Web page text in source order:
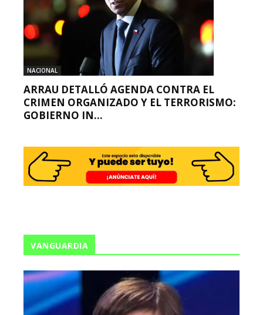
NACIONAL
ARRAU DETALLÓ AGENDA CONTRA EL
CRIMEN ORGANIZADO Y EL TERRORISMO:
GOBIERNO IN...
VANGUARDIA